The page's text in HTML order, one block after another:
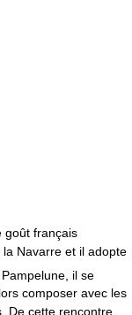
goût français
la Navarre et il adopte
il se
composer avec les
De cette rencontre